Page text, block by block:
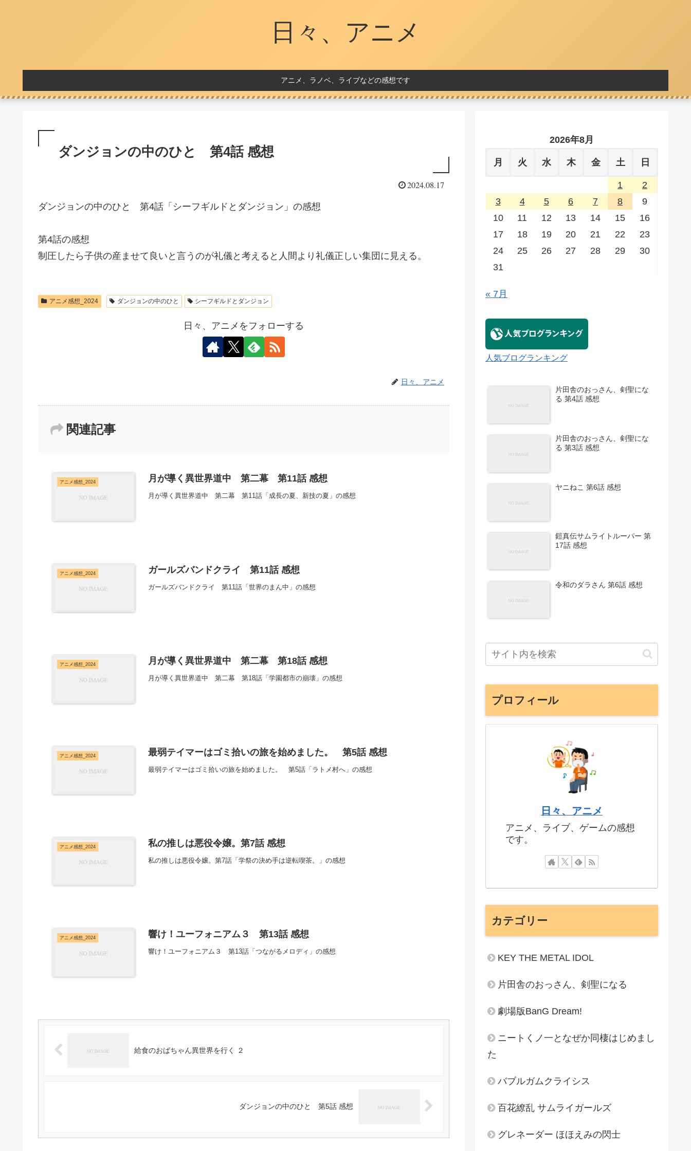
日々、アニメ
アニメ、ラノベ、ライブなどの感想です
ダンジョンの中のひと 第4話 感想
2024.08.17
ダンジョンの中のひと 第4話「シーフギルドとダンジョン」の感想
第4話の感想
制圧したら子供の産ませて良いと言うのが礼儀と考えると人間より礼儀正しい集団に見える。
アニメ感想_2024 ダンジョンの中のひと シーフギルドとダンジョン
日々、アニメをフォローする
日々、アニメ
関連記事
アニメ感想_2024 月が導く異世界道中 第二幕 第11話 感想
月が導く異世界道中 第二幕 第11話「成長の夏、新技の夏」の感想
アニメ感想_2024 ガールズバンドクライ 第11話 感想
ガールズバンドクライ 第11話「世界のまん中」の感想
アニメ感想_2024 月が導く異世界道中 第二幕 第18話 感想
月が導く異世界道中 第二幕 第18話「学園都市の崩壊」の感想
アニメ感想_2024 最弱テイマーはゴミ拾いの旅を始めました。 第5話 感想
最弱テイマーはゴミ拾いの旅を始めました。 第5話「ラトメ村へ」の感想
アニメ感想_2024 私の推しは悪役令嬢。第7話 感想
私の推しは悪役令嬢。第7話「学祭の決め手は逆転喫茶。」の感想
アニメ感想_2024 響け！ユーフォニアム３ 第13話 感想
響け！ユーフォニアム３ 第13話「つながるメロディ」の感想
給食のおばちゃん異世界を行く ２
ダンジョンの中のひと 第5話 感想
2026年8月
月 火 水 木 金 土 日
1
2
3
4 5 6 7 8
9
10
11 12 13 14 15
16
17
18 19 20 21 22
23
24
25 26 27 28 29
30
31
« 7月
人気ブログランキング
片田舎のおっさん、剣聖にな
る 第4話 感想
片田舎のおっさん、剣聖にな
る 第3話 感想
ヤニねこ 第6話 感想
鎧真伝サムライトルーパー 第
17話 感想
令和のダラさん 第6話 感想
プロフィール
日々、アニメ
アニメ、ライブ、ゲームの感想
です。
カテゴリー
KEY THE METAL IDOL
片田舎のおっさん、剣聖になる
劇場版BanG Dream!
ニートくノ一となぜか同棲はじめまし
た
バブルガムクライシス
百花繚乱 サムライガールズ
グレネーダー ほほえみの閃士